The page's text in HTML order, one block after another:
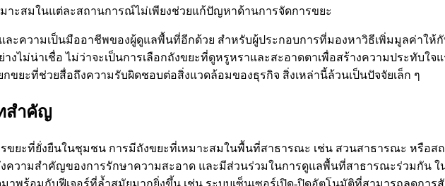
าะสมในแต่ละสถานการณ์ไม่เพียงช่วยแก้ปัญหาด้านการจัดการขยะ
ละความเป็นมืออาชีพของผู้ดูแลพื้นที่อีกด้วย สำหรับผู้ประกอบการที่มองหาวิธีเพิ่มมูลค่าให้กั
งไม่น่าเชื่อ ไม่ว่าจะเป็นการเลือกถังขยะที่ดูหรูหราและสะอาดตาเพื่อสร้างความประทับใ
ขยะที่ช่วยสื่อถึงความรับผิดชอบต่อสิ่งแวดล้อมของธุรกิจ สิ่งเหล่านี้ล้วนเป็นปัจจัยเล็ก ๆ
สำคัญ
รขยะที่ยั่งยืนในชุมชน การมีถังขยะที่เหมาะสมในพื้นที่สาธารณะ เช่น สวนสาธารณะ หรือ
ความสำคัญของการรักษาความสะอาด และมีส่วนร่วมในการดูแลพื้นที่สาธารณะร่วมกัน
าพร้อมกับฟีเจอร์ที่ล้ำสมัยมากยิ่งขึ้น เช่น ระบบเซ็นเซอร์เปิด-ปิดอัตโนมัติที่สามารถลดการ